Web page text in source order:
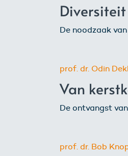
De noodzaak
prof. dr. Odin
Van
De ontvangst
prof. dr. Bob